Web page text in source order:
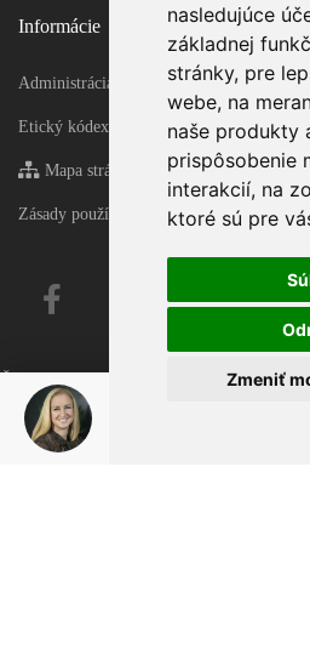
nasledujúce
základnej
stránky, pre
webe, na
naše produkty
prispôsobenie
interakcií, na
ktoré sú pre
Zmeniť
Informácie
Administrácia
Etický kódex
Mapa stránky
Zásady používania súborov cookie
Čas generovania 0.1597580909729 sekúnd!
Čas generovania - final 0.17761301994324